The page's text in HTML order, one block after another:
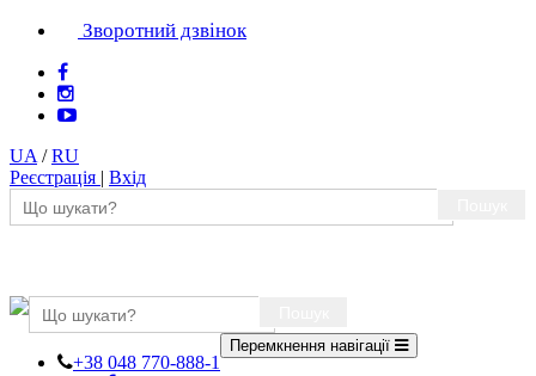
Зворотний дзвінок
UA /RU
Реєстрація | Вхід
+38 048 770-888-1
Перемкнення навігації